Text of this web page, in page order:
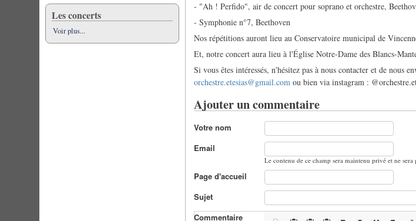
- "Ah ! Perfido", air de concert pour soprano et orchestre,
- Symphonie n°7, Beethoven
Nos répétitions auront lieu au Conservatoire municipal de
Et, notre concert aura lieu à l'Église Notre-Dame des Blancs-
Si vous êtes intéressés, n'hésitez pas à nous contacter et de nous
orchestre.etesias@gmail.com ou bien via instagram :
Ajouter un commentaire
Votre nom
Email
Le contenu de ce champ sera maintenu privé et ne sera
Page d'accueil
Sujet
Commentaire
Les concerts
Voir plus...